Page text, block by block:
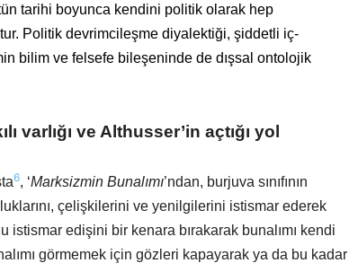
tarihi boyunca kendini politik olarak hep
Politik devrimcileşme diyalektiği, şiddetli iç-
bilim ve felsefe bileşeninde de dışsal ontolojik
varlığı ve Althusser’in açtığı yol
6, ‘Marksizmin Bunalımı’ndan, burjuva sınıfının
çelişkilerini ve yenilgilerini istismar ederek
istismar edişini bir kenara bırakarak bunalımı kendi
görmemek için gözleri kapayarak ya da bu kadar